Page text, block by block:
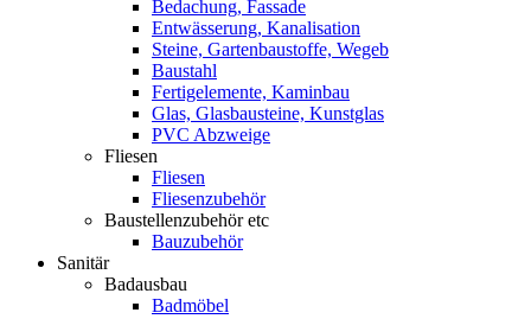
Bedachung, Fassade
Entwässerung, Kanalisation
Steine, Gartenbaustoffe, Wegeb
Baustahl
Fertigelemente, Kaminbau
Glas, Glasbausteine, Kunstglas
PVC Abzweige
Fliesen
Fliesen
Fliesenzubehör
Baustellenzubehör etc
Bauzubehör
Sanitär
Badausbau
Badmöbel